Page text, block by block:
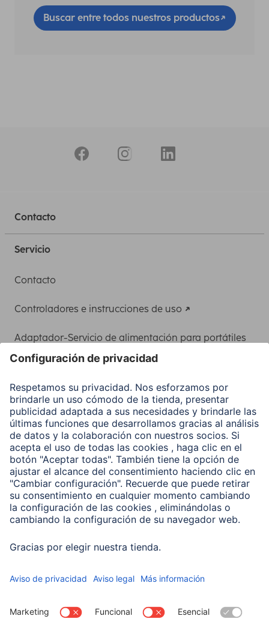
Buscar entre todos nuestros productos
Contacto
Servicio
Contacto
Controladores e instrucciones de uso
Adaptador-Servicio de alimentación para portátiles
Clientes online
Conviértete en distribuidor
Compañía
Historia de la empresa
Hama en todo el Mundo
Sostenibilidad
Business-Portal